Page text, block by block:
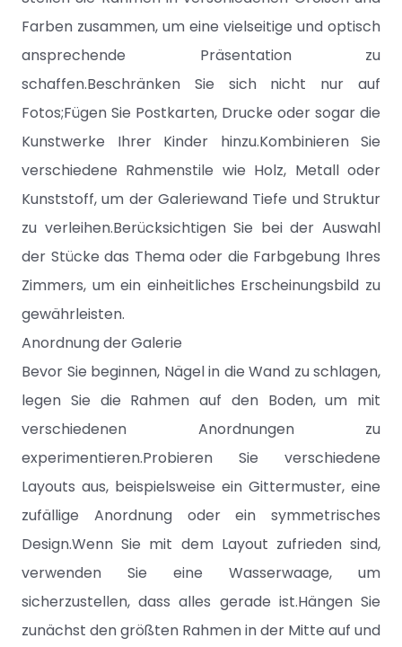
Farben zusammen, um eine vielseitige und optisch
ansprechende Präsentation zu
schaffen.Beschränken Sie sich nicht nur auf
Fotos;Fügen Sie Postkarten, Drucke oder sogar die
Kunstwerke Ihrer Kinder hinzu.Kombinieren Sie
verschiedene Rahmenstile wie Holz, Metall oder
Kunststoff, um der Galeriewand Tiefe und Struktur
zu verleihen.Berücksichtigen Sie bei der Auswahl
der Stücke das Thema oder die Farbgebung Ihres
Zimmers, um ein einheitliches Erscheinungsbild zu
gewährleisten.
Anordnung der Galerie
Bevor Sie beginnen, Nägel in die Wand zu schlagen,
legen Sie die Rahmen auf den Boden, um mit
verschiedenen Anordnungen zu
experimentieren.Probieren Sie verschiedene
Layouts aus, beispielsweise ein Gittermuster, eine
zufällige Anordnung oder ein symmetrisches
Design.Wenn Sie mit dem Layout zufrieden sind,
verwenden Sie eine Wasserwaage, um
sicherzustellen, dass alles gerade ist.Hängen Sie
zunächst den größten Rahmen in der Mitte auf und